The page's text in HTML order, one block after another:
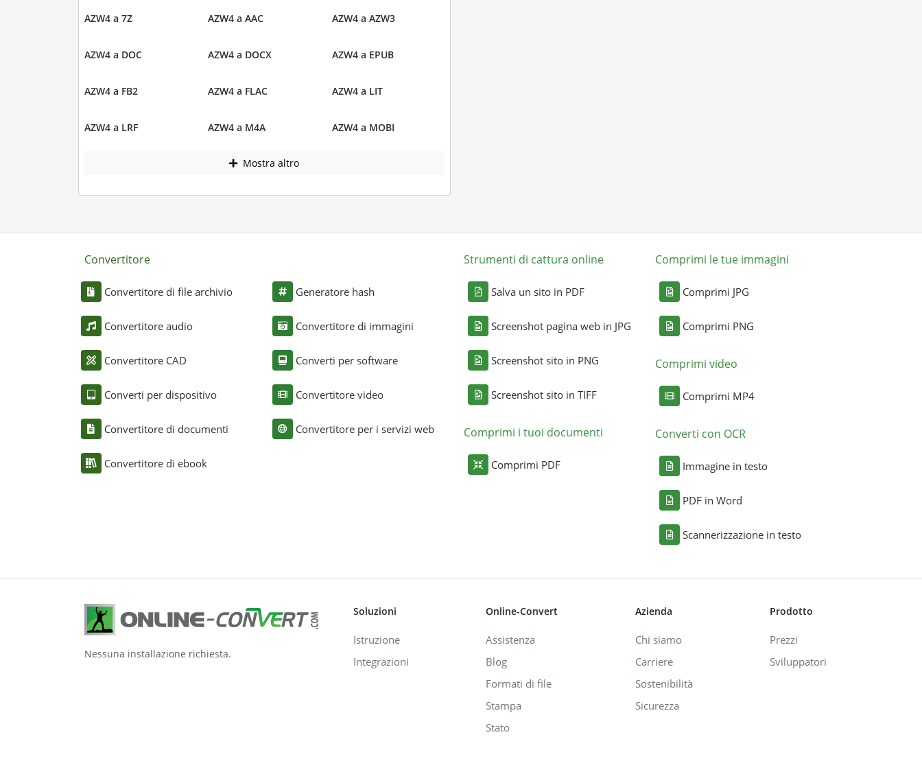
AZW4 a 7Z AZW4 a AAC AZW4 a AZW3
AZW4 a DOC AZW4 a DOCX AZW4 a EPUB
AZW4 a FB2 AZW4 a FLAC AZW4 a LIT
AZW4 a LRF AZW4 a M4A AZW4 a MOBI
Mostra altro
Convertitore
Convertitore di file archivio
Convertitore audio
Convertitore CAD
Converti per dispositivo
Convertitore di documenti
Convertitore di ebook
Generatore hash
Convertitore di immagini
Converti per software
Convertitore video
Convertitore per i servizi web
Strumenti di cattura online
Salva un sito in PDF
Screenshot pagina web in JPG
Screenshot sito in PNG
Screenshot sito in TIFF
Comprimi i tuoi documenti
Comprimi PDF
Comprimi le tue immagini
Comprimi JPG
Comprimi PNG
Comprimi video
Comprimi MP4
Converti con OCR
Immagine in testo
PDF in Word
Scannerizzazione in testo
Nessuna installazione richiesta.
Soluzioni
Istruzione
Integrazioni
Online-Convert
Assistenza
Blog
Formati di file
Stampa
Stato
Azienda
Chi siamo
Carriere
Sostenibilità
Sicurezza
Prodotto
Prezzi
Sviluppatori